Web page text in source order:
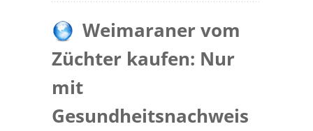
Weimaraner vom
Züchter kaufen: Nur
mit
Gesundheitsnachweis